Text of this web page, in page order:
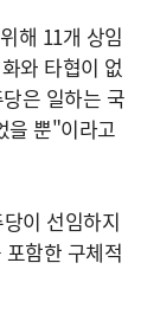
해 11개 상임
와 타협이 없
은 일하는 국
을 뿐"이라고
이 선임하지
함한 구체적